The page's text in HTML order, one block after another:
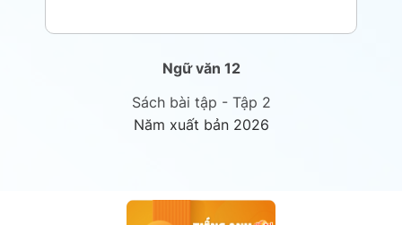
Ngữ văn 12
Sách bài tập - Tập 2
Năm xuất bản 2026